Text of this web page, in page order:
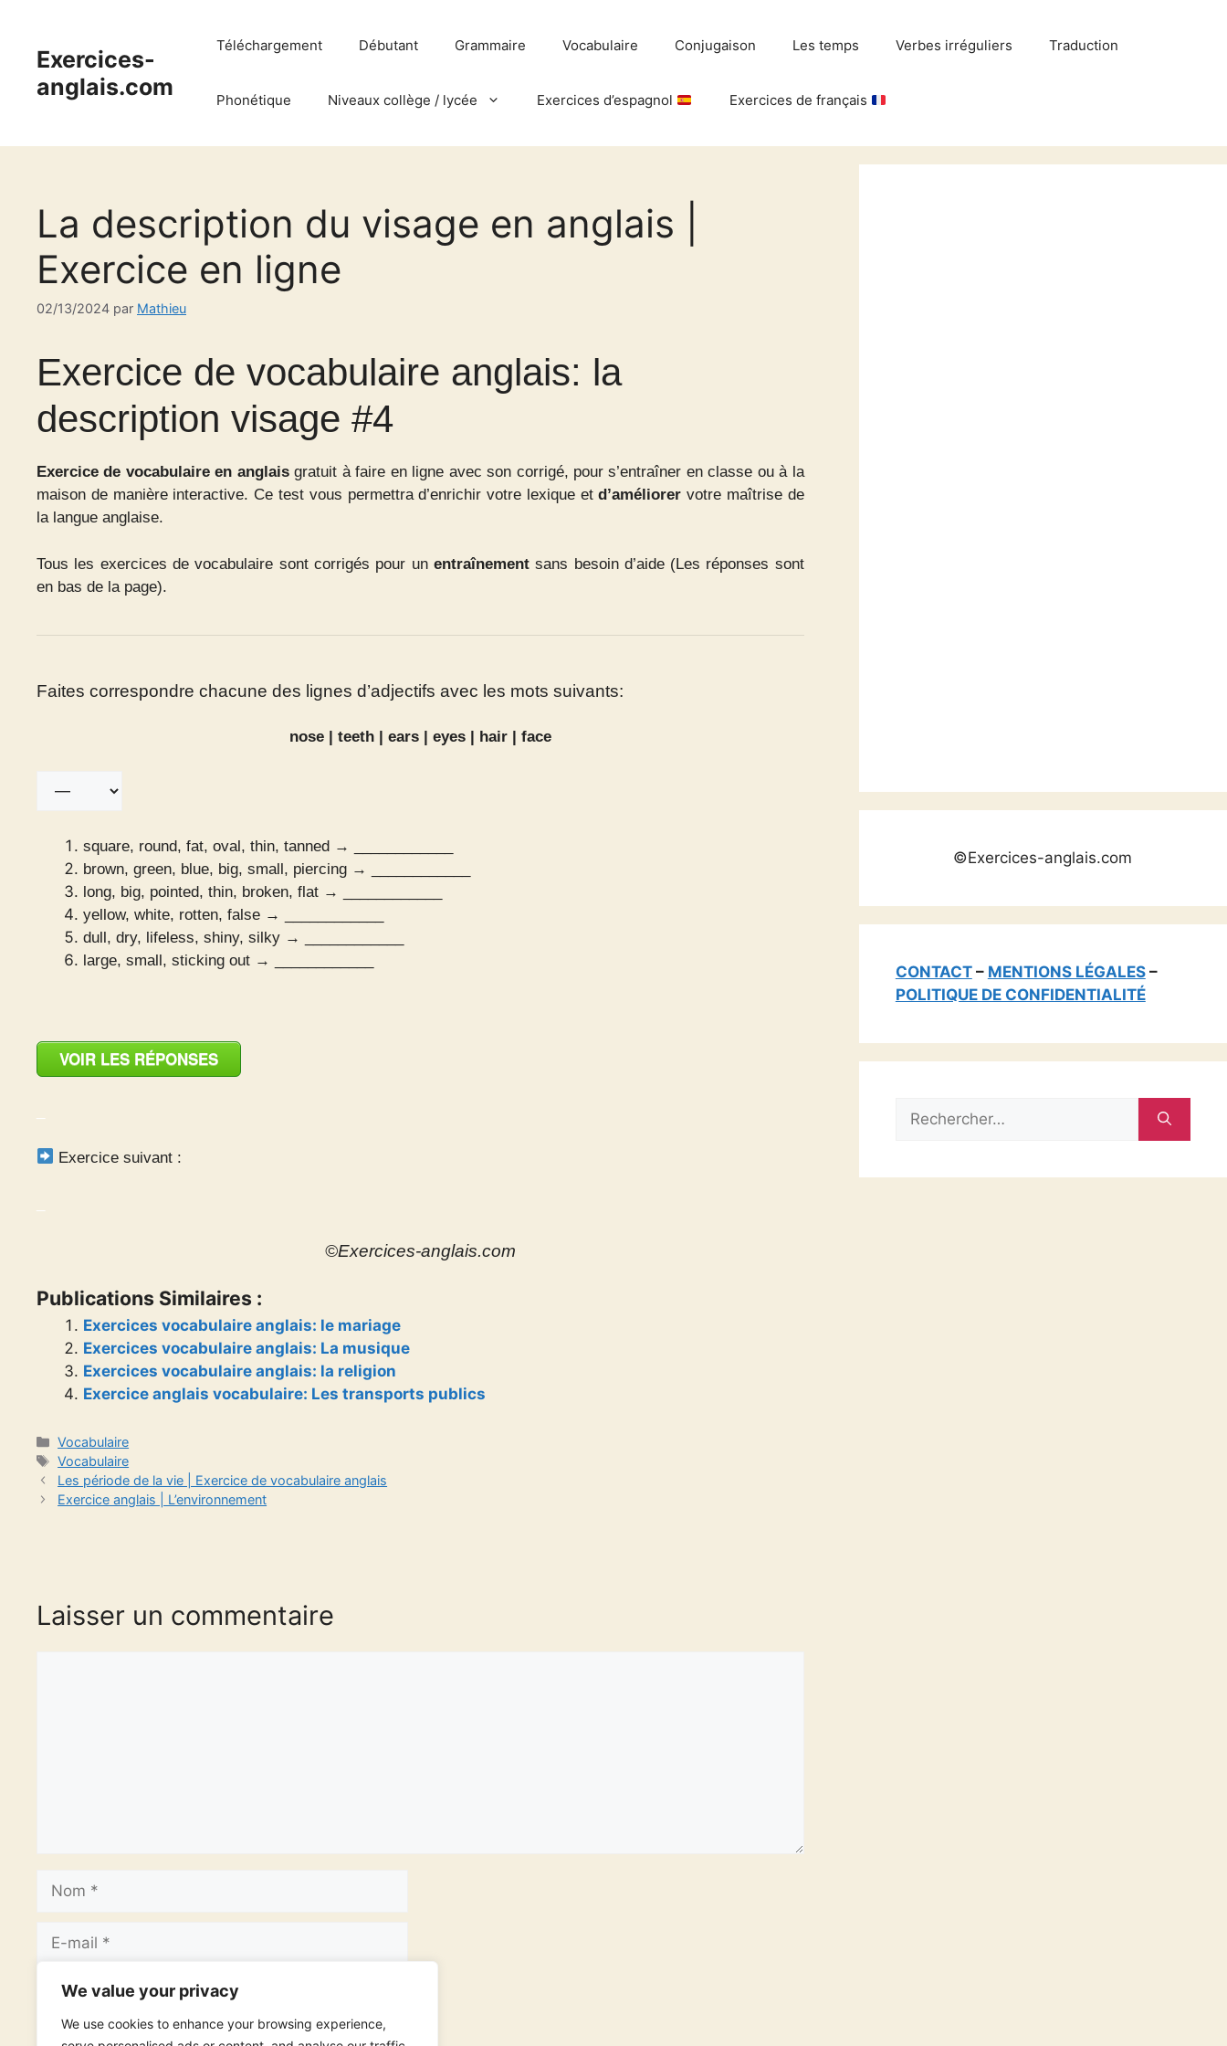
We value your privacy
We use cookies to enhance your browsing experience,
contenuExercices-
anglais.com
Téléchargement Débutant Grammaire Vocabulaire Conjugaison Les temps Verbes irréguliers Traduction
Phonétique Niveaux collège / lycée Exercices d’espagnol Exercices de français
La description du visage en anglais |
Exercice en ligne
02/13/2024 par Mathieu
Exercice de vocabulaire anglais: la
description visage #4
Exercice de vocabulaire en anglaisgratuit à faire en ligne avec son corrigé, pour s’entraîner en classe ou à la
maison de manière interactive. Ce test vous permettra d’enrichir votre lexique etd’améliorer votre maîtrise de
la langue anglaise.
Tous les exercices de vocabulaire sont corrigés pour un entraînementsans besoin d’aide (Les réponses sont
en bas de la page).
Faites correspondre chacune des lignes d’adjectifs avec les mots suivants:
nose | teeth | ears | eyes | hair | face
square, round, fat, oval, thin, tanned → ____________
brown, green, blue, big, small, piercing → ____________
long, big, pointed, thin, broken, flat → ____________
yellow, white, rotten, false → ____________
dull, dry, lifeless, shiny, silky → ____________
large, small, sticking out → ____________
VOIR LES RÉPONSES
Exercice suivant :
©Exercices-anglais.com
Publications Similaires :
Exercices vocabulaire anglais: le mariage
Exercices vocabulaire anglais: La musique
Exercices vocabulaire anglais: la religion
Exercice anglais vocabulaire: Les transports publics
Catégories
Vocabulaire
Étiquettes
Vocabulaire
Les période de la vie | Exercice de vocabulaire anglais
Exercice anglais | L’environnement
Laisser un commentaire
Nom
Site
©Exercices-anglais.com
CONTACT– MENTIONS LÉGALES–
POLITIQUE DE CONFIDENTIALITÉ
Rechercher :